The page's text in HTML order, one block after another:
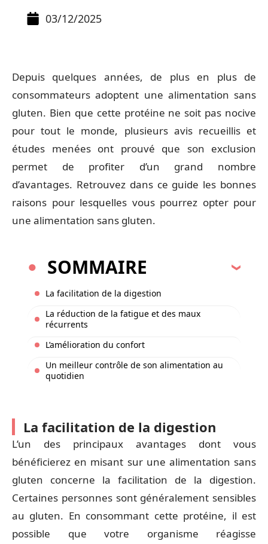
03/12/2025
Depuis quelques années, de plus en plus de
consommateurs adoptent une alimentation sans
gluten. Bien que cette protéine ne soit pas nocive
pour tout le monde, plusieurs avis recueillis et
études menées ont prouvé que son exclusion
permet de profiter d’un grand nombre
d’avantages. Retrouvez dans ce guide les bonnes
raisons pour lesquelles vous pourrez opter pour
une alimentation sans gluten.
SOMMAIRE
La facilitation de la digestion
La réduction de la fatigue et des maux
récurrents
L’amélioration du confort
Un meilleur contrôle de son alimentation au
quotidien
La facilitation de la digestion
L’un des principaux avantages dont vous
bénéficierez en misant sur une alimentation sans
gluten concerne la facilitation de la digestion.
Certaines personnes sont généralement sensibles
au gluten. En consommant cette protéine, il est
possible que votre organisme réagisse